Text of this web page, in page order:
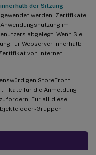
der Sitzung
werden. Zertifikate
im
abgelegt. Wenn Sie
für Webserver innerhalb
von Internet
StoreFront-
für die Anmeldung
Für all diese
oder -Gruppen